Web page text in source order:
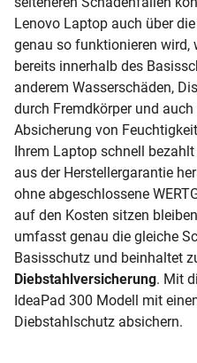
Lenovo Laptop auch über
genau so funktionieren wird,
bereits innerhalb des
anderem Wasserschäden,
durch Fremdkörper und
Absicherung von
Ihrem Laptop schnell
aus der Herstellergarantie
ohne abgeschlossene
auf den Kosten sitzen
umfasst genau die gleiche
Basisschutz und beinhaltet
Diebstahlversicherung. Mit
IdeaPad 300 Modell mit
Diebstahlschutz absichern.